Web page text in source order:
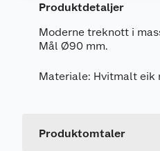
Produktdetaljer
Moderne treknott i
Mål Ø90 mm.
Materiale: Hvitmalt eik
Produktomtaler
Leverandørens